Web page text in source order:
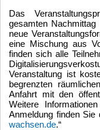
Das
gesamten
neue
eine Mischung aus
finden sich alle
Veranstaltung ist
begrenzten
Anfahrt mit den
Weitere
Anmeldung finden
wachsen.de.“